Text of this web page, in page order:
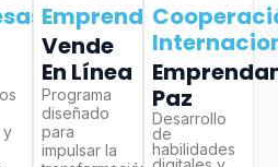
y
Emprendedores
Vende
En Línea
Programa
diseñado
para
impulsar la
Paz
Desarrollo
de
habilidades